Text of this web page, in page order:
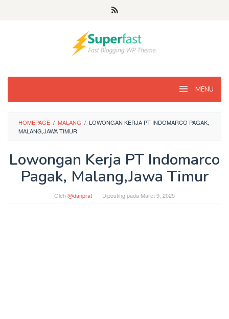
MENU
HOMEPAGE / MALANG / LOWONGAN KERJA PT INDOMARCO PAGAK,
MALANG,JAWA TIMUR
Lowongan Kerja PT Indomarco
Pagak, Malang,Jawa Timur
Oleh@danprat Diposting pada Maret 9, 2025